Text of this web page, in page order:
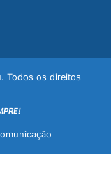
Todos os direitos